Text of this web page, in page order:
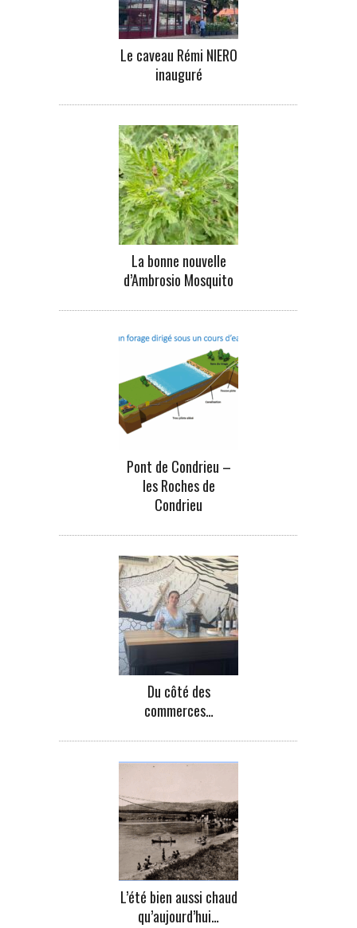
Le caveau Rémi NIERO
inauguré
La bonne nouvelle
d’Ambrosio Mosquito
Pont de Condrieu –
les Roches de
Condrieu
Du côté des
commerces…
L’été bien aussi chaud
qu’aujourd’hui…